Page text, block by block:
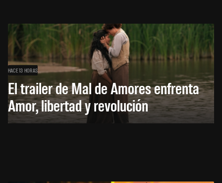
HACE 13 HORAS
El trailer de Mal de Amores enfrenta
Amor, libertad y revolución